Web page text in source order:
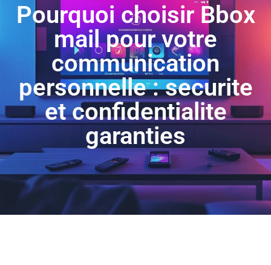
Pourquoi choisir Bbox
mail pour votre
communication
personnelle : securite
et confidentialite
garanties